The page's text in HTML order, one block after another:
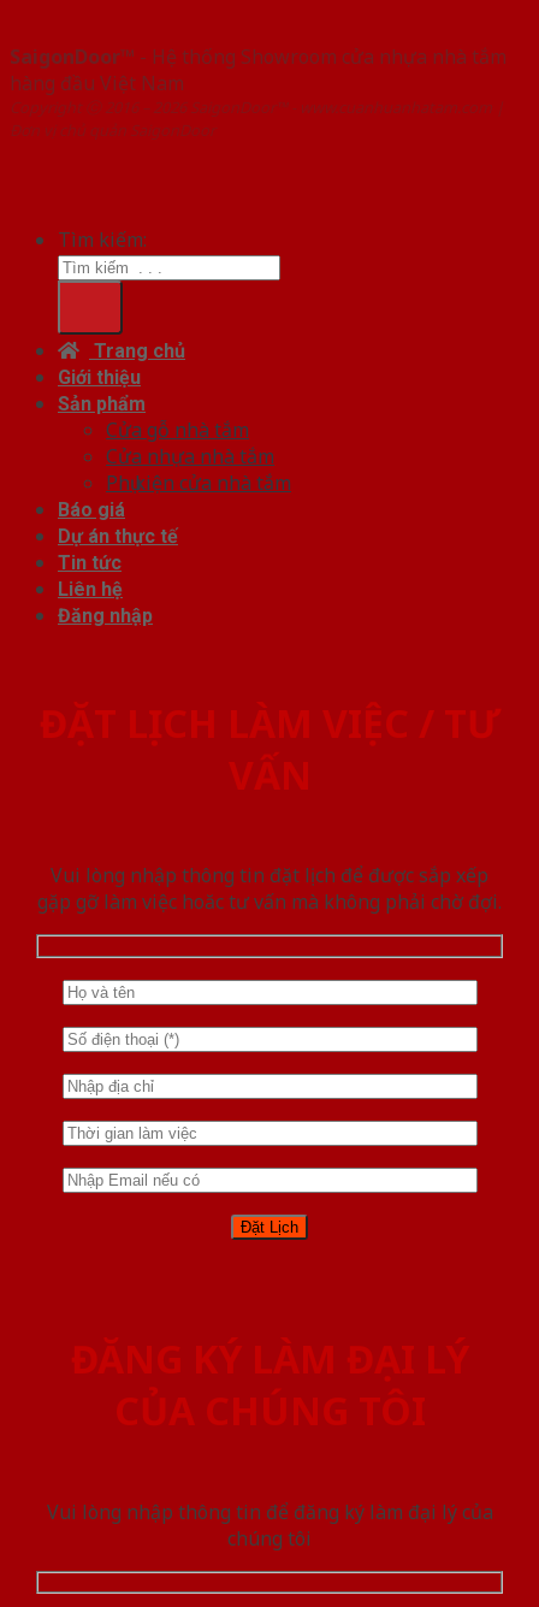
SaigonDoor™ - Hệ thống Showroom cửa nhựa nhà tắm
hàng đầu Việt Nam
Copyright ⓒ 2016 – 2026 SaigonDoor™ - www.cuanhuanhatam.com |
Đơn vị chủ quản SaigonDoor
Tìm kiếm:
Trang chủ
Giới thiệu
Sản phẩm
Cửa gỗ nhà tắm
Cửa nhựa nhà tắm
Phụ kiện cửa nhà tắm
Báo giá
Dự án thực tế
Tin tức
Liên hệ
Đăng nhập
ĐẶT LỊCH LÀM VIỆC / TƯ
VẤN
Vui lòng nhập thông tin đặt lịch để được sắp xếp
gặp gỡ làm việc hoăc tư vấn mà không phải chờ đợi.
ĐĂNG KÝ LÀM ĐẠI LÝ
CỦA CHÚNG TÔI
Vui lòng nhập thông tin để đăng ký làm đại lý của
chúng tôi